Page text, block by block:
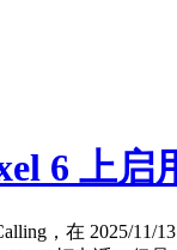
6 上
，在 2025/